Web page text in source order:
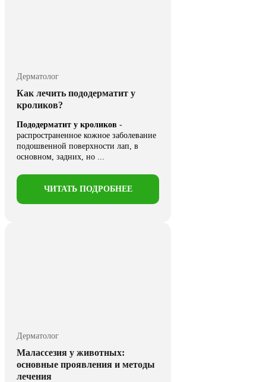
Дерматолог
Как лечить пододерматит у
кроликов?
Пододерматит у кроликов -
распространенное кожное заболевание
подошвенной поверхности лап, в
основном, задних, но ...
ЧИТАТЬ ПОДРОБНЕЕ
Дерматолог
Малассезия у животных:
основные проявления и методы
лечения